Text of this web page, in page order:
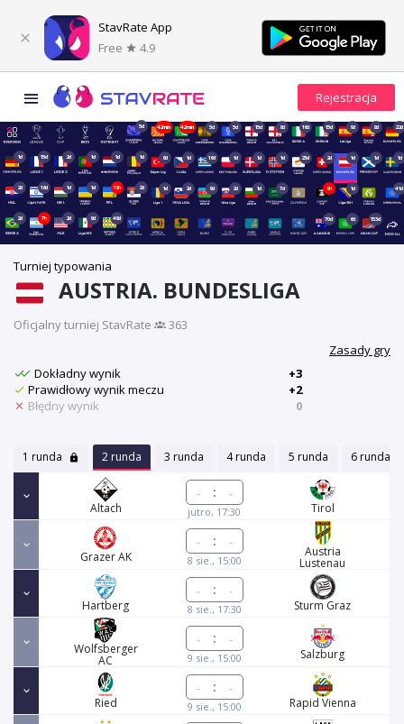
StavRate App
Free
4.9
5d 42min 42min 5d 5d 15d 8d 16d 15d 9d 8d 22d
1d 15d 2d 1d 1d 1d 8d 1d 16d 1d 1d 1d 23d 2d 1d 1d 1d
2d 16d 1d 1d 19h 2d 1d 2d 9d 2d 1d 7d 9h 1d 41d
2d 7h 2d 9d 49d 70d 6d 153d
Turniej typowania
AUSTRIA. BUNDESLIGA
Oficjalny turniej StavRate·
363
Zasady gry
Dokładny wynik
+3
Prawidłowy wynik meczu
+2
Błędny wynik
0
1 runda 2 runda 3 runda 4 runda 5 runda 6 runda
Altach
:
jutro, 17:30 Tirol
Grazer AK
:
8 sie., 15:00
Austria
Lustenau
Hartberg
:
8 sie., 17:30 Sturm Graz
Wolfsberger
AC
:
9 sie., 15:00 Salzburg
Ried
:
9 sie., 15:00 Rapid Vienna